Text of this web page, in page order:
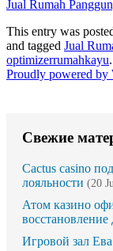
Jual Rumah
This entry was
and tagged Jual
optimizerrumahkayu
Proudly powered by
Свежие
Cactus casino
лояльности (20
Атом казино
восстановление
Игровой зал